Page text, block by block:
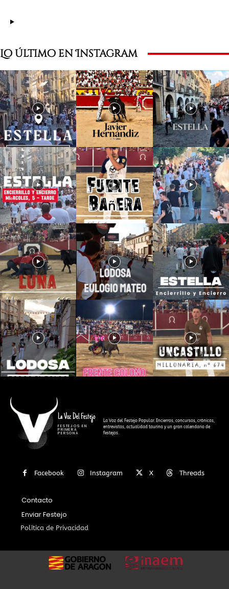
Lo último en Instagram
La Voz Del Festejo
FESTEJOS EN
PRIMERA
PERSONA
La Voz del Festejo Popular. Encierros, concursos, crónicas,
entrevistas, actualidad taurina y un gran calendario de
festejos.
Facebook Instagram X Threads
Contacto
Enviar Festejo
Política de Privacidad